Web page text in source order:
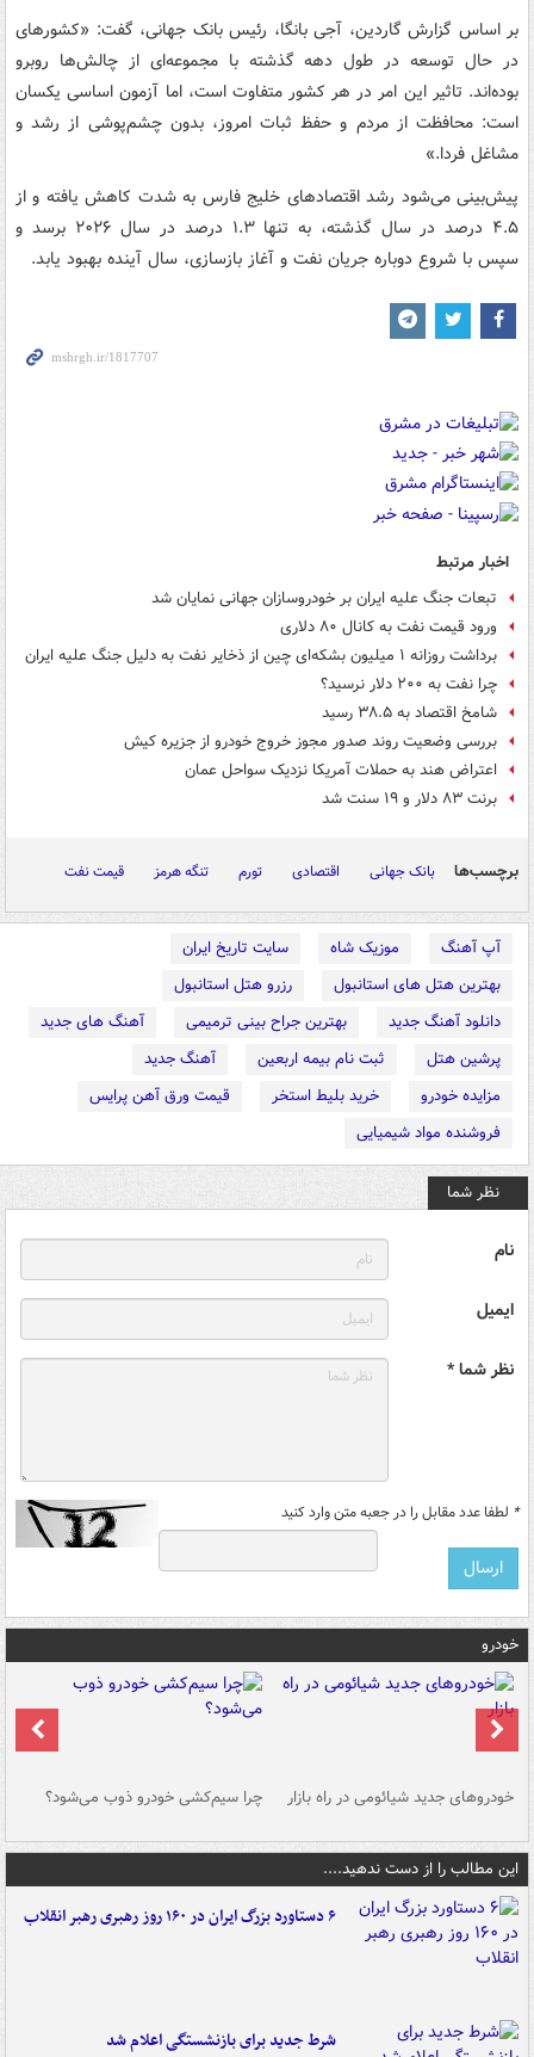
بر اساس گزارش گاردین، آجی بانگا، رئیس بانک جهانی، گفت: «کشورهای
در حال توسعه در طول دهه گذشته با مجموعه‌ای از چالش‌ها روبرو
بوده‌اند. تاثیر این امر در هر کشور متفاوت است، اما آزمون اساسی یکسان
است: محافظت از مردم و حفظ ثبات امروز، بدون چشم‌پوشی از رشد و
مشاغل فردا.»
پیش‌بینی می‌شود رشد اقتصادهای خلیج فارس به شدت کاهش یافته و از
۴.۵ درصد در سال گذشته، به تنها ۱.۳ درصد در سال ۲۰۲۶ برسد و
سپس با شروع دوباره جریان نفت و آغاز بازسازی، سال آینده بهبود یابد.
اخبار مرتبط
تبعات جنگ علیه ایران بر خودروسازان جهانی نمایان شد
ورود قیمت نفت به کانال ۸۰ دلاری
برداشت روزانه ۱ میلیون بشکه‌ای چین از ذخایر نفت به دلیل جنگ علیه ایران
چرا نفت به ۲۰۰ دلار نرسید؟
شامخ اقتصاد به ۳۸.۵ رسید
بررسی وضعیت روند صدور مجوز خروج خودرو از جزیره کیش
اعتراض هند به حملات آمریکا نزدیک سواحل عمان
برنت ۸۳ دلار و ۱۹ سنت شد
برچسب‌ها بانک جهانی اقتصادی تورم تنگه هرمز قیمت نفت
آپ آهنگ موزیک شاه
سایت تاریخ ایران
بهترین هتل های استانبول
رزرو هتل استانبول
دانلود آهنگ جدید
بهترین جراح بینی ترمیمی
آهنگ های جدید
پرشین هتل
ثبت نام بیمه اربعین
آهنگ جدید
مزایده خودرو
خرید بلیط استخر
قیمت ورق آهن پرایس
فروشنده مواد شیمیایی
نظر شما
نام
ایمیل
نظر شما *
* لطفا عدد مقابل را در جعبه متن وارد کنید
خودرو
خودروهای جدید شیائومی در راه بازار چرا سیم‌کشی خودرو ذوب می‌شود؟
این مطالب را از دست ندهید....
۶ دستاورد بزرگ ایران در ۱۶۰ روز رهبری رهبر انقلاب
شرط جدید برای بازنشستگی اعلام شد